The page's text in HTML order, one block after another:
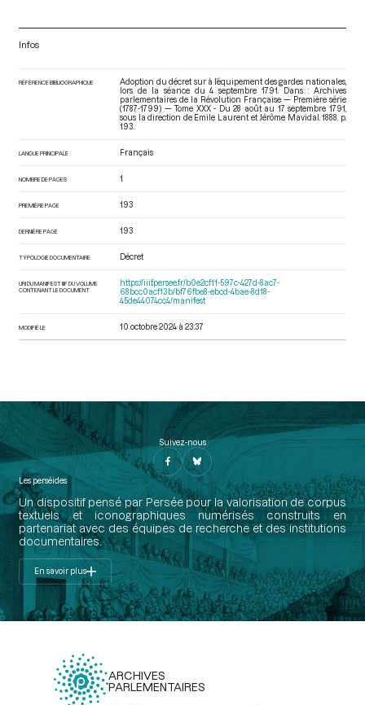
Infos
RÉFÉRENCE BIBLIOGRAPHIQUE
Adoption du décret sur à l’équipement des gardes nationales,
lors de la séance du 4 septembre 1791. Dans : Archives
parlementaires de la Révolution Française — Première série
(1787-1799) — Tome XXX - Du 28 août au 17 septembre 1791
sous la direction de Emile Laurent et Jérôme Mavidal. 1888. p.
193.
LANGUE PRINCIPALE Français
NOMBRE DE PAGES 1
PREMIÈRE PAGE 193
DERNIÈRE PAGE 193
TYPOLOGIE DOCUMENTAIRE Décret
URI DU MANIFEST IIIF DU VOLUME
CONTENANT LE DOCUMENT
https://iiif.persee.fr/b0e2cf11-597c-427d-8ac7-
68bcc0acf13b/bf76fbe8-ebcd-4bae-8d18-
45de44074cc4/manifest
MODIFIÉ LE 10 octobre 2024 à 23:37
Suivez-nous
Les perséides
Un dispositif pensé par Persée pour la valorisation de corpus
textuels et iconographiques numérisés construits en
partenariat avec des équipes de recherche et des institutions
documentaires.
En savoir plus
ARCHIVES
PARLEMENTAIRES